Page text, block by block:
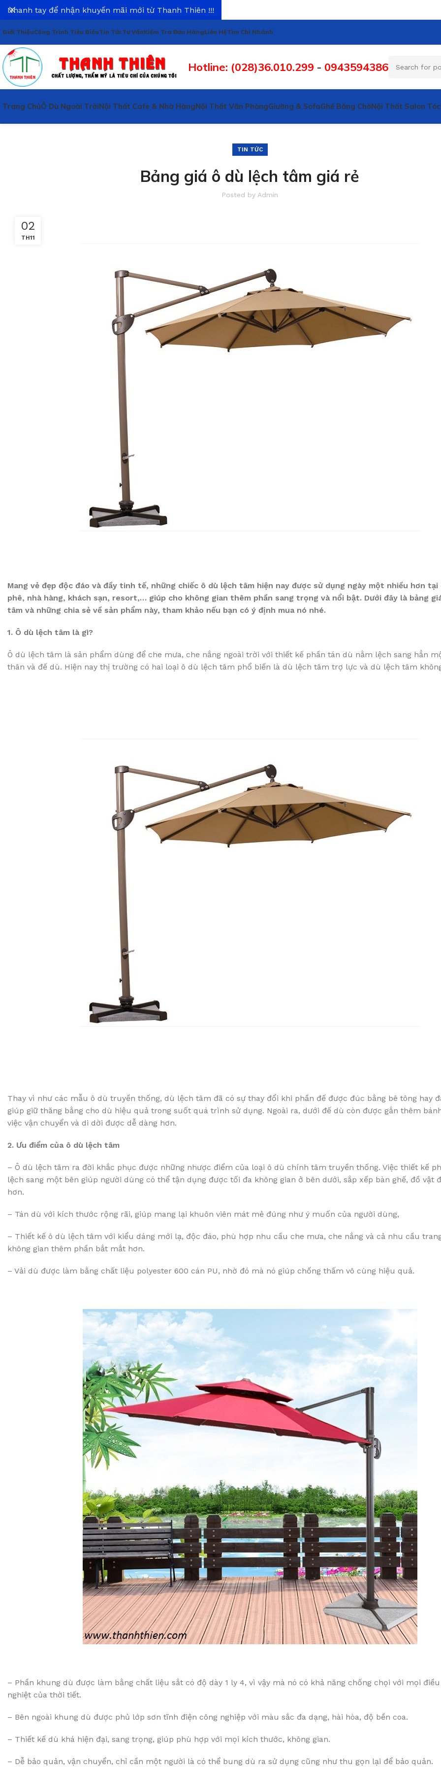
Giới ThiệuCông Trình Tiêu BiểuTin TứcTư VấnKiểm Tra Đơn HàngLiên HệTìm Chi Nhánh
Hotline: (028)36.010.299 - 0943594386
Trang ChủÔ Dù Ngoài TrờiNội Thất Cafe & Nhà HàngNội Thất Văn PhòngGiường & SofaGhế Băng ChờNội Thất Salon Tóc
TIN TỨC
Bảng giá ô dù lệch tâm giá rẻ
Posted by Admin
02
TH11
Mang vẻ đẹp độc đáo và đầy tinh tế, những chiếc ô dù lệch tâm hiện nay được sử dụng ngày một nhiều hơn tại
phê, nhà hàng, khách sạn, resort,… giúp cho không gian thêm phần sang trọng và nổi bật. Dưới đây là bảng
tâm và những chia sẻ về sản phẩm này, tham khảo nếu bạn có ý định mua nó nhé.
1. Ô dù lệch tâm là gì?
Ô dù lệch tâm là sản phẩm dùng để che mưa, che nắng ngoài trời với thiết kế phần tán dù nằm lệch sang hẳn
thân và đế dù. Hiện nay thị trường có hai loại ô dù lệch tâm phổ biến là dù lệch tâm trợ lực và dù lệch tâm
Thay vì như các mẫu ô dù truyền thống, dù lệch tâm đã có sự thay đổi khi phần đế được đúc bằng bê tông hay
giúp giữ thăng bằng cho dù hiệu quả trong suốt quá trình sử dụng. Ngoài ra, dưới đế dù còn được gắn thêm
việc vận chuyển và di dời được dễ dàng hơn.
2. Ưu điểm của ô dù lệch tâm
– Ô dù lệch tâm ra đời khắc phục được những nhược điểm của loại ô dù chính tâm truyền thống. Việc thiết kế
lệch sang một bên giúp người dùng có thể tận dụng được tối đa không gian ở bên dưới, sắp xếp bàn ghế, đồ vật
hơn.
– Tán dù với kích thước rộng rãi, giúp mang lại khuôn viên mát mẻ đúng như ý muốn của người dùng,
– Thiết kế ô dù lệch tâm với kiểu dáng mới lạ, độc đáo, phù hợp nhu cầu che mưa, che nắng và cả nhu cầu
không gian thêm phần bắt mắt hơn.
– Vải dù được làm bằng chất liệu polyester 600 cán PU, nhờ đó mà nó giúp chống thấm vô cùng hiệu quả.
– Phần khung dù được làm bằng chất liệu sắt có độ dày 1 ly 4, vì vậy mà nó có khả năng chống chọi với mọi
nghiệt của thời tiết.
– Bên ngoài khung dù được phủ lớp sơn tĩnh điện công nghiệp với màu sắc đa dạng, hài hòa, độ bền coa.
– Thiết kế dù khá hiện đại, sang trọng, giúp phù hợp với mọi kích thước, không gian.
– Dễ bảo quản, vận chuyển, chỉ cần một người là có thể bung dù ra sử dụng cũng như thu gọn lại để bảo quản.
Nhanh tay để nhận khuyến mãi mới từ Thanh Thiên !!!